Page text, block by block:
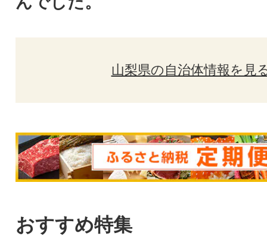
山梨県の自治体情報を見
おすすめ特集